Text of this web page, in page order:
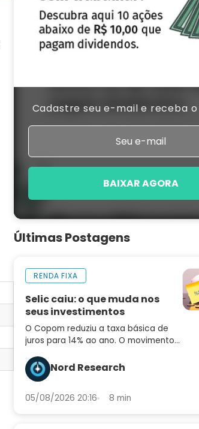
Cadastre seu e-mail e receba
BAIXAR AGORA
Últimas Postagens
RENDA FIXA
Selic caiu: o que muda nos
seus investimentos
O Copom reduziu a taxa básica de
juros para 14% ao ano. O movimento
trouxe sinais importantes sobre os
próximos passos
Nord Research
05/08/2026 20:16 8 min